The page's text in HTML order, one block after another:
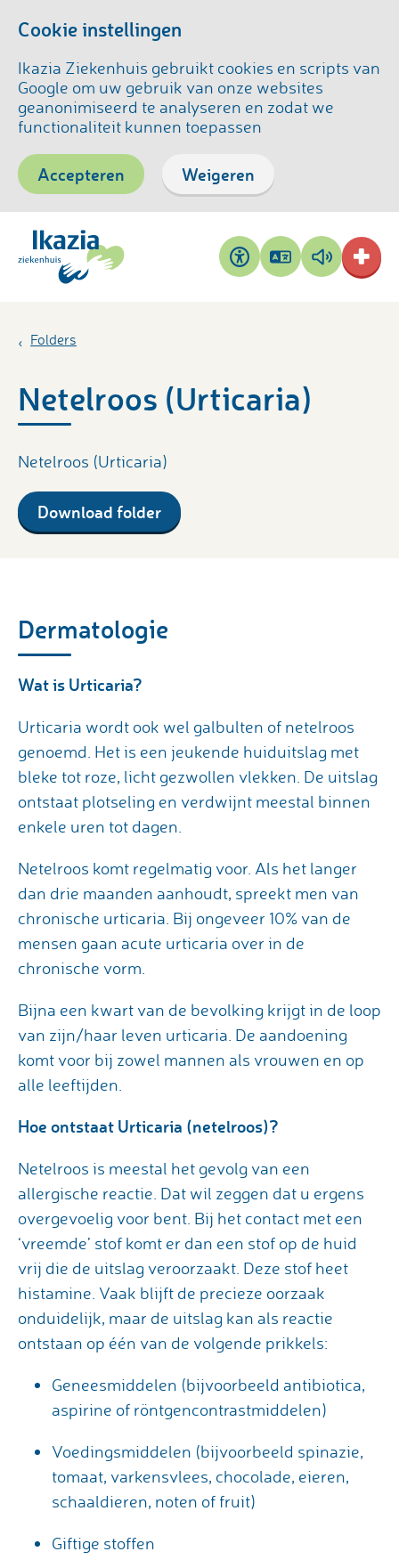
Cookie instellingen
Ikazia Ziekenhuis gebruikt cookies en scripts van
Google om uw gebruik van onze websites
geanonimiseerd te analyseren en zodat we
functionaliteit kunnen toepassen
Accepteren Weigeren
Toegankelijkheid
Pagina
vertalen
Pagina
voorlezen
Folders
Netelroos (Urticaria)
Netelroos (Urticaria)
Download folder
Dermatologie
Wat is Urticaria?
Urticaria wordt ook wel galbulten of netelroos
genoemd. Het is een jeukende huiduitslag met
bleke tot roze, licht gezwollen vlekken. De uitslag
ontstaat plotseling en verdwijnt meestal binnen
enkele uren tot dagen.
Netelroos komt regelmatig voor. Als het langer
dan drie maanden aanhoudt, spreekt men van
chronische urticaria. Bij ongeveer 10% van de
mensen gaan acute urticaria over in de
chronische vorm.
Bijna een kwart van de bevolking krijgt in de loop
van zijn/haar leven urticaria. De aandoening
komt voor bij zowel mannen als vrouwen en op
alle leeftijden.
Hoe ontstaat Urticaria (netelroos)?
Netelroos is meestal het gevolg van een
allergische reactie. Dat wil zeggen dat u ergens
overgevoelig voor bent. Bij het contact met een
‘vreemde’ stof komt er dan een stof op de huid
vrij die de uitslag veroorzaakt. Deze stof heet
histamine. Vaak blijft de precieze oorzaak
onduidelijk, maar de uitslag kan als reactie
ontstaan op één van de volgende prikkels:
Geneesmiddelen (bijvoorbeeld antibiotica,
aspirine of röntgencontrastmiddelen)
Voedingsmiddelen (bijvoorbeeld spinazie,
tomaat, varkensvlees, chocolade, eieren,
schaaldieren, noten of fruit)
Giftige stoffen